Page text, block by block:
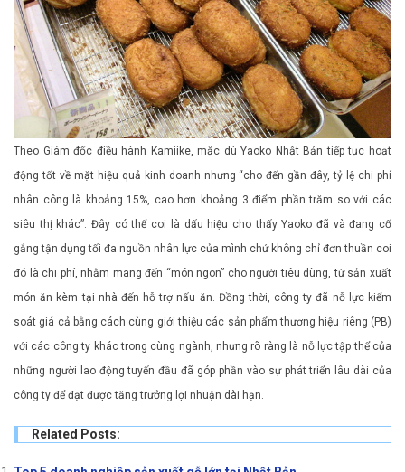
Theo Giám đốc điều hành Kamiike, mặc dù Yaoko Nhật Bản tiếp tục hoạt
động tốt về mặt hiệu quả kinh doanh nhưng “cho đến gần đây, tỷ lệ chi phí
nhân công là khoảng 15%, cao hơn khoảng 3 điểm phần trăm so với các
siêu thị khác”. Đây có thể coi là dấu hiệu cho thấy Yaoko đã và đang cố
gắng tận dụng tối đa nguồn nhân lực của mình chứ không chỉ đơn thuần coi
đó là chi phí, nhằm mang đến “món ngon” cho người tiêu dùng, từ sản xuất
món ăn kèm tại nhà đến hỗ trợ nấu ăn. Đồng thời, công ty đã nỗ lực kiểm
soát giá cả bằng cách cùng giới thiệu các sản phẩm thương hiệu riêng (PB)
với các công ty khác trong cùng ngành, nhưng rõ ràng là nỗ lực tập thể của
những người lao động tuyến đầu đã góp phần vào sự phát triển lâu dài của
công ty để đạt được tăng trưởng lợi nhuận dài hạn.
Related Posts: